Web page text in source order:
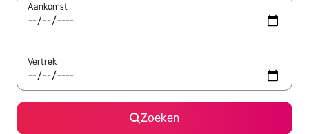
Aankomst
Vertrek
Zoeken